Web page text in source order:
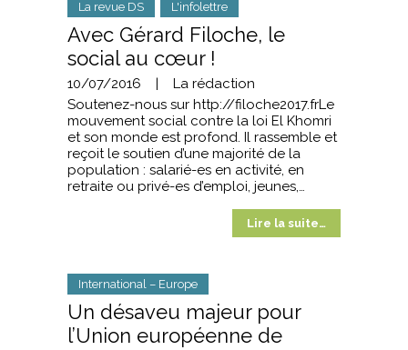
La revue DS L'infolettre
Avec Gérard Filoche, le
social au cœur !
10/07/2016 |
La rédaction
Soutenez-nous sur http://filoche2017.frLe
mouvement social contre la loi El Khomri
et son monde est profond. Il rassemble et
reçoit le soutien d’une majorité de la
population : salarié-es en activité, en
retraite ou privé-es d’emploi, jeunes,…
Lire la suite…
International – Europe
Un désaveu majeur pour
l’Union européenne de